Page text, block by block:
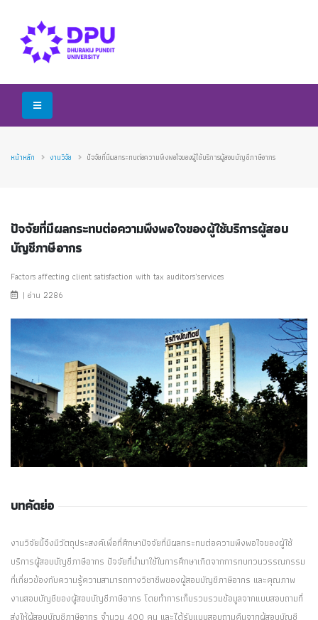
หน้าหลัก งานวิจัย ปัจจัยที่มีผลกระทบต่อความพึงพอใจของผู้ใช้บริการผู้สอบบัญชีภาษีอากร
ปัจจัยที่มีผลกระทบต่อความพึงพอใจของผู้ใช้บริการผู้สอบ
บัญชีภาษีอากร
Factors affecting client satisfaction with tax auditors’services
| อ่าน 2286
บทคัดย่อ
งานวิจัยนี้จึงมีวัตถุประสงค์เพื่อที่ศึกษาปัจจัยที่มีผลกระทบต่อความพึงพอใจของผู้ใช้
บริการผู้สอบบัญชีภาษีอากร ปัจจัยที่นำมาใช้ในการศึกษาเกิดจากการทบทวนวรรณกรรม
ที่เกี่ยวข้องกับความรู้ความสามารถทางวิชาชีพของผู้สอบบัญชีภาษีอากร และคุณภาพ
งานสอบบัญชีของผู้สอบบัญชีภาษีอากร โดยทำการเก็บรวบรวมข้อมูลจากแบบสอบถามที่
ส่งให้ผู้สอบบัญชีภาษีอากร จำนวน 400 คน และได้รับแบบสอบถามคืนจากผู้สอบบัญชี